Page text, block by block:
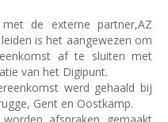
de externe partner,AZ
is het aangewezen om
af te sluiten met
van het Digipunt.
werd gehaald bij
Gent en Oostkamp.